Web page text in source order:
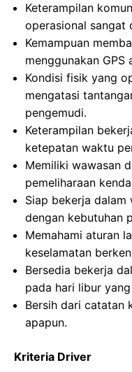
Keterampilan
operasional sangat
Kemampuan
menggunakan
Kondisi fisik yang
mengatasi
pengemudi.
Keterampilan
ketepatan waktu
Memiliki wawasan
pemeliharaan
Siap bekerja
dengan kebutuhan
Memahami aturan
keselamatan
Bersedia bekerja
pada hari libur
Bersih dari catatan
apapun.
Kriteria Driver